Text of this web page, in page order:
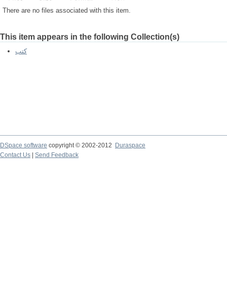
There are no files associated with this item.
This item appears in the following Collection(s)
كتب
DSpace software copyright © 2002-2012
Duraspace
Contact Us
Send Feedback